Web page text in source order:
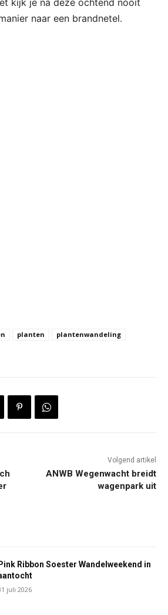
kijk je na deze ochtend nooit
naar een brandnetel.
planten
plantenwandeling
Volgend artikel
ANWB Wegenwacht breidt
wagenpark uit
Pink Ribbon Soester Wandelweekend in
juli 2026